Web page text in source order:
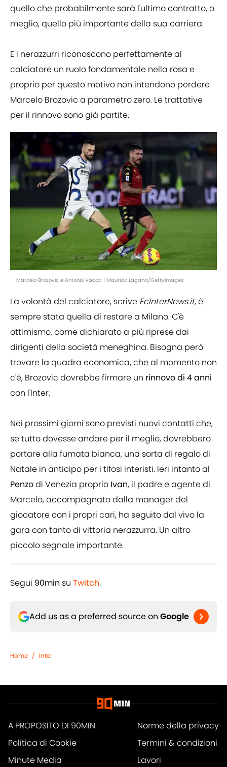
quello che probabilmente sarà l'ultimo contratto, o
meglio, quello più importante della sua carriera.
E i nerazzurri riconoscono perfettamente al
calciatore un ruolo fondamentale nella rosa e
proprio per questo motivo non intendono perdere
Marcelo Brozovic a parametro zero. Le trattative
per il rinnovo sono già partite.
Marcelo Brozovic e Antonio Vacca | Maurizio Lagana/GettyImages
La volontà del calciatore, scrive FcInterNews.it, è
sempre stata quella di restare a Milano. C'è
ottimismo, come dichiarato a più riprese dai
dirigenti della società meneghina. Bisogna però
trovare la quadra economica, che al momento non
c'è, Brozovic dovrebbe firmare un rinnovo di 4 anni
con l'Inter.
Nei prossimi giorni sono previsti nuovi contatti che,
se tutto dovesse andare per il meglio, dovrebbero
portare alla fumata bianca, una sorta di regalo di
Natale in anticipo per i tifosi interisti. Ieri intanto al
Penzodi Venezia proprio Ivan, il padre e agente di
Marcelo, accompagnato dalla manager del
giocatore con i propri cari, ha seguito dal vivo la
gara con tanto di vittoria nerazzurra. Un altro
piccolo segnale importante.
Segui 90min su Twitch.
Add us as a preferred source on Google
Home / Inter
A PROPOSITO DI 90MIN
Norme della privacy
Politica di Cookie
Termini & condizioni
Minute Media
Lavori